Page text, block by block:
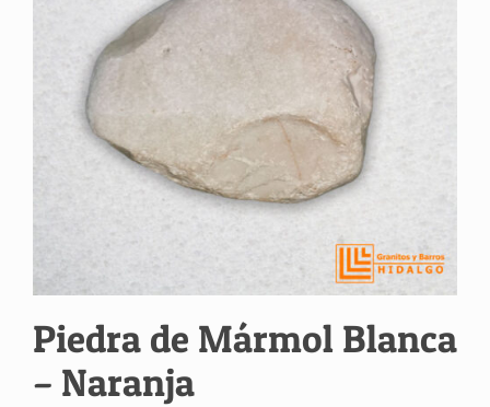
Piedra de Mármol Blanca
– Naranja